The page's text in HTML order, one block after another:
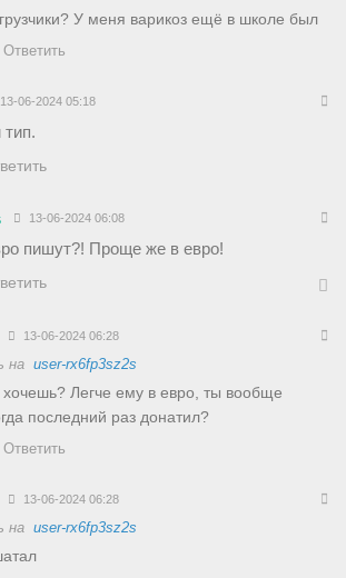
У меня варикоз ещё в школе был
Ответить
13-06-2024 05:18
13-06-2024 06:08
пишут?! Проще же в евро!
13-06-2024 06:28
на user-rx6fp3sz2s
хочешь? Легче ему в евро, ты вообще
последний раз донатил?
Ответить
13-06-2024 06:28
на user-rx6fp3sz2s